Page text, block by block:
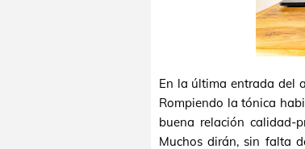
En la última entrada del
Rompiendo la tónica
buena relación calidad-
Muchos dirán, sin falta